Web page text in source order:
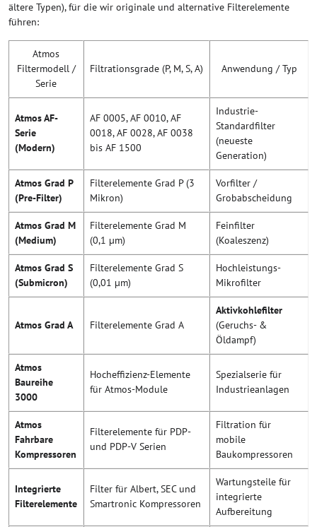
ältere Typen), für die wir originale und alternative Filterelemente
führen:
Atmos
Filtermodell /
Serie
Filtrationsgrade (P, M, S, A) Anwendung / Typ
Atmos AF-
Serie
(Modern)
AF 0005, AF 0010, AF
0018, AF 0028, AF 0038
bis AF 1500
Industrie-
Standardfilter
(neueste
Generation)
Atmos Grad P
(Pre-Filter)
Filterelemente Grad P (3
Mikron)
Vorfilter /
Grobabscheidung
Atmos Grad M
(Medium)
Filterelemente Grad M
(0,1 µm)
Feinfilter
(Koaleszenz)
Atmos Grad S
(Submicron)
Filterelemente Grad S
(0,01 µm)
Hochleistungs-
Mikrofilter
Atmos Grad A Filterelemente Grad A
Aktivkohlefilter
(Geruchs- &
Öldampf)
Atmos
Baureihe
3000
Hocheffizienz-Elemente
für Atmos-Module
Spezialserie für
Industrieanlagen
Atmos
Fahrbare
Kompressoren
Filterelemente für PDP-
und PDP-V Serien
Filtration für
mobile
Baukompressoren
Integrierte
Filterelemente
Filter für Albert, SEC und
Smartronic Kompressoren
Wartungsteile für
integrierte
Aufbereitung